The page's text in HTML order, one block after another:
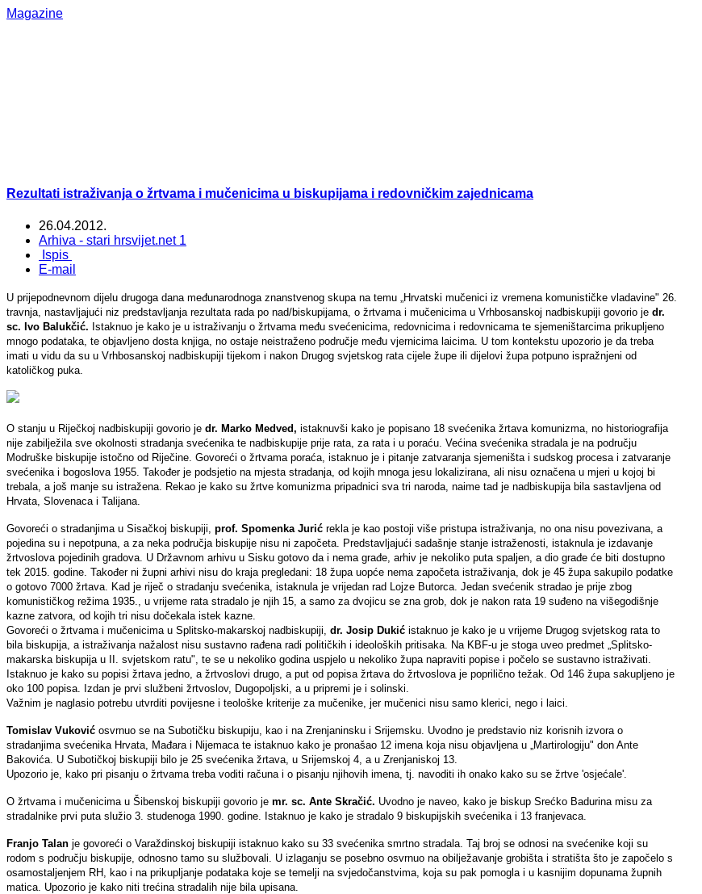
Magazine
Rezultati istraživanja o žrtvama i mučenicima u biskupijama i redovničkim zajednicama
26.04.2012.
Arhiva - stari hrsvijet.net 1
Ispis
E-mail
U prijepodnevnom dijelu drugoga dana međunarodnoga znanstvenog skupa na temu „Hrvatski mučenici iz vremena komunističke vladavine" 26.
travnja, nastavljajući niz predstavljanja rezultata rada po nad/biskupijama, o žrtvama i mučenicima u Vrhbosanskoj nadbiskupiji govorio je dr.
sc. Ivo Balukčić. Istaknuo je kako je u istraživanju o žrtvama među svećenicima, redovnicima i redovnicama te sjemeništarcima prikupljeno
mnogo podataka, te objavljeno dosta knjiga, no ostaje neistraženo područje među vjernicima laicima. U tom kontekstu upozorio je da treba
imati u vidu da su u Vrhbosanskoj nadbiskupiji tijekom i nakon Drugog svjetskog rata cijele župe ili dijelovi župa potpuno ispražnjeni od
katoličkog puka.
O stanju u Riječkoj nadbiskupiji govorio je dr. Marko Medved, istaknuvši kako je popisano 18 svećenika žrtava komunizma, no historiografija
nije zabilježila sve okolnosti stradanja svećenika te nadbiskupije prije rata, za rata i u poraću. Većina svećenika stradala je na području
Modruške biskupije istočno od Riječine. Govoreći o žrtvama poraća, istaknuo je i pitanje zatvaranja sjemeništa i sudskog procesa i zatvaranje
svećenika i bogoslova 1955. Također je podsjetio na mjesta stradanja, od kojih mnoga jesu lokalizirana, ali nisu označena u mjeri u kojoj bi
trebala, a još manje su istražena. Rekao je kako su žrtve komunizma pripadnici sva tri naroda, naime tad je nadbiskupija bila sastavljena od
Hrvata, Slovenaca i Talijana.
Govoreći o stradanjima u Sisačkoj biskupiji, prof. Spomenka Jurić rekla je kao postoji više pristupa istraživanja, no ona nisu povezivana, a
pojedina su i nepotpuna, a za neka područja biskupije nisu ni započeta. Predstavljajući sadašnje stanje istraženosti, istaknula je izdavanje
žrtvoslova pojedinih gradova. U Državnom arhivu u Sisku gotovo da i nema građe, arhiv je nekoliko puta spaljen, a dio građe će biti dostupno
tek 2015. godine. Također ni župni arhivi nisu do kraja pregledani: 18 župa uopće nema započeta istraživanja, dok je 45 župa sakupilo podatke
o gotovo 7000 žrtava. Kad je riječ o stradanju svećenika, istaknula je vrijedan rad Lojze Butorca. Jedan svećenik stradao je prije zbog
komunističkog režima 1935., u vrijeme rata stradalo je njih 15, a samo za dvojicu se zna grob, dok je nakon rata 19 suđeno na višegodišnje
kazne zatvora, od kojih tri nisu dočekala istek kazne.
Govoreći o žrtvama i mučenicima u Splitsko-makarskoj nadbiskupiji, dr. Josip Dukić istaknuo je kako je u vrijeme Drugog svjetskog rata to
bila biskupija, a istraživanja nažalost nisu sustavno rađena radi političkih i ideoloških pritisaka. Na KBF-u je stoga uveo predmet „Splitsko-
makarska biskupija u II. svjetskom ratu", te se u nekoliko godina uspjelo u nekoliko župa napraviti popise i počelo se sustavno istraživati.
Istaknuo je kako su popisi žrtava jedno, a žrtvoslovi drugo, a put od popisa žrtava do žrtvoslova je poprilično težak. Od 146 župa sakupljeno je
oko 100 popisa. Izdan je prvi službeni žrtvoslov, Dugopoljski, a u pripremi je i solinski.
Važnim je naglasio potrebu utvrditi povijesne i teološke kriterije za mučenike, jer mučenici nisu samo klerici, nego i laici.
Tomislav Vuković osvrnuo se na Subotičku biskupiju, kao i na Zrenjaninsku i Srijemsku. Uvodno je predstavio niz korisnih izvora o
stradanjima svećenika Hrvata, Mađara i Nijemaca te istaknuo kako je pronašao 12 imena koja nisu objavljena u „Martirologiju" don Ante
Bakovića. U Subotičkoj biskupiji bilo je 25 svećenika žrtava, u Srijemskoj 4, a u Zrenjaniskoj 13.
Upozorio je, kako pri pisanju o žrtvama treba voditi računa i o pisanju njihovih imena, tj. navoditi ih onako kako su se žrtve 'osjećale'.
O žrtvama i mučenicima u Šibenskoj biskupiji govorio je mr. sc. Ante Skračić. Uvodno je naveo, kako je biskup Srećko Badurina misu za
stradalnike prvi puta služio 3. studenoga 1990. godine. Istaknuo je kako je stradalo 9 biskupijskih svećenika i 13 franjevaca.
Franjo Talan je govoreći o Varaždinskoj biskupiji istaknuo kako su 33 svećenika smrtno stradala. Taj broj se odnosi na svećenike koji su
rodom s području biskupije, odnosno tamo su službovali. U izlaganju se posebno osvrnuo na obilježavanje grobišta i stratišta što je započelo s
osamostaljenjem RH, kao i na prikupljanje podataka koje se temelji na svjedočanstvima, koja su pak pomogla i u kasnijim dopunama župnih
matica. Upozorio je kako niti trećina stradalih nije bila upisana.